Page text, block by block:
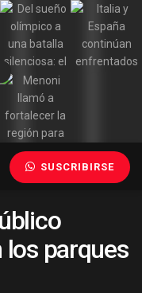
SUSCRIBIRSE
los parques